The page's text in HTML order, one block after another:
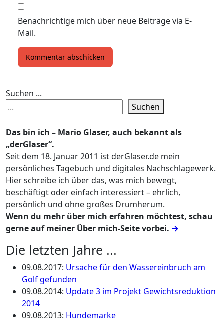
Benachrichtige mich über neue Beiträge via E-
Mail.
Suchen ...
Suchen
Das bin ich – Mario Glaser, auch bekannt als
„derGlaser“.
Seit dem 18. Januar 2011 ist derGlaser.de mein
persönliches Tagebuch und digitales Nachschlagewerk.
Hier schreibe ich über das, was mich bewegt,
beschäftigt oder einfach interessiert – ehrlich,
persönlich und ohne großes Drumherum.
Wenn du mehr über mich erfahren möchtest, schau
gerne auf meiner Über mich-Seite vorbei. →
Die letzten Jahre ...
09.08.2017: Ursache für den Wassereinbruch am
Golf gefunden
09.08.2014: Update 3 im Projekt Gewichtsreduktion
2014
09.08.2013: Hundemarke